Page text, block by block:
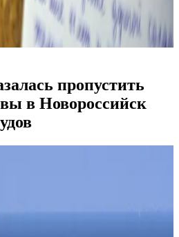
пропустить
в Новороссийск